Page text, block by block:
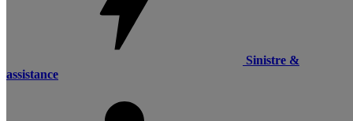
Sinistre &
assistance